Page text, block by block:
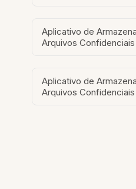
Aplicativo de
Arquivos
Aplicativo de
Arquivos Confidenciais